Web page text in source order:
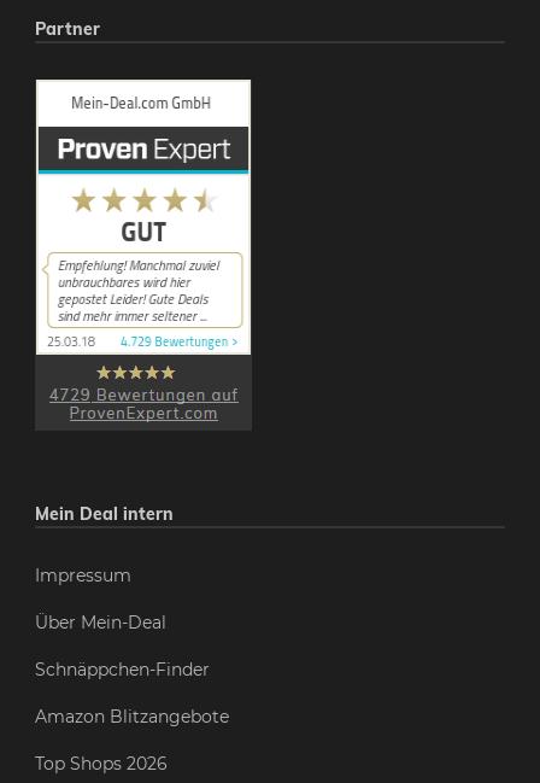
Partner
Mein Deal intern
Impressum
Über Mein-Deal
Schnäppchen-Finder
Amazon Blitzangebote
Top Shops 2026